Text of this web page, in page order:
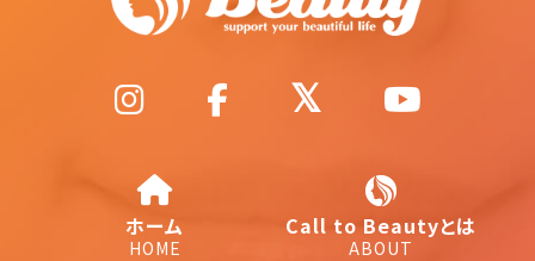
ホーム
HOME
Call to Beautyとは
ABOUT